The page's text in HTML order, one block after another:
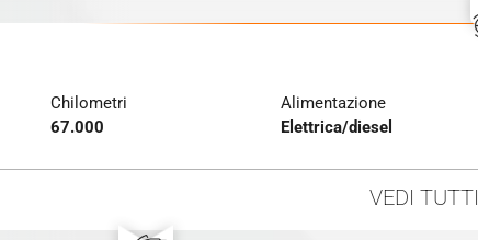
Chilometri
67.000
Alimentazione
Elettrica/diesel
VEDI TUTTI